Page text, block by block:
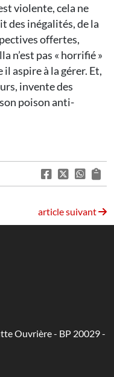
violente, cela ne
des inégalités, de la
offertes,
n’est pas « horrifié »
aspire à la gérer. Et,
invente des
poison anti-
article suivant
Ouvrière - BP 20029 -